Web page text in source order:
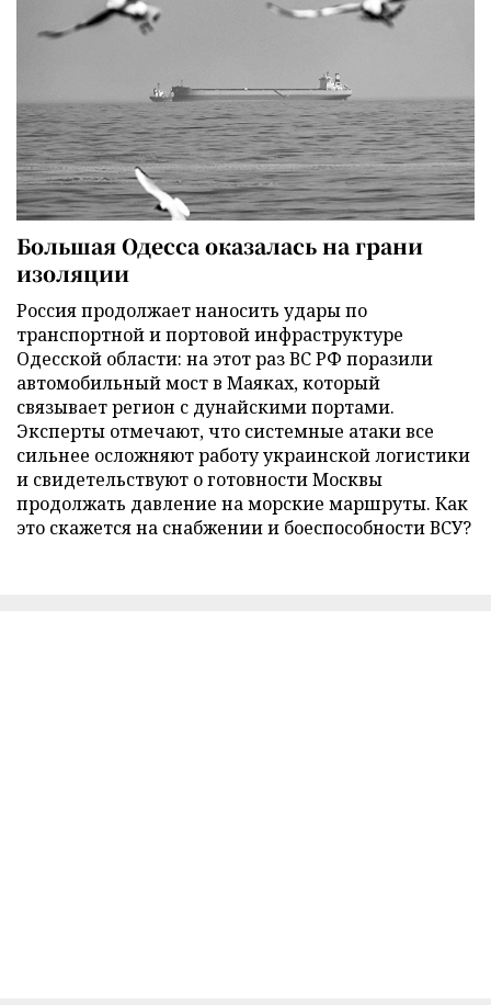
Большая Одесса оказалась на грани
изоляции
Россия продолжает наносить удары по
транспортной и портовой инфраструктуре
Одесской области: на этот раз ВС РФ поразили
автомобильный мост в Маяках, который
связывает регион с дунайскими портами.
Эксперты отмечают, что системные атаки все
сильнее осложняют работу украинской логистики
и свидетельствуют о готовности Москвы
продолжать давление на морские маршруты. Как
это скажется на снабжении и боеспособности ВСУ?